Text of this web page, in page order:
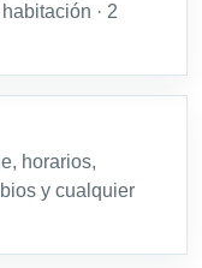
· 2
horarios,
y cualquier